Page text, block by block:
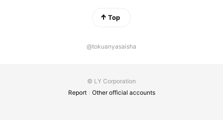
Top
@tokuanyasaisha
© LY Corporation
Report
Other official accounts